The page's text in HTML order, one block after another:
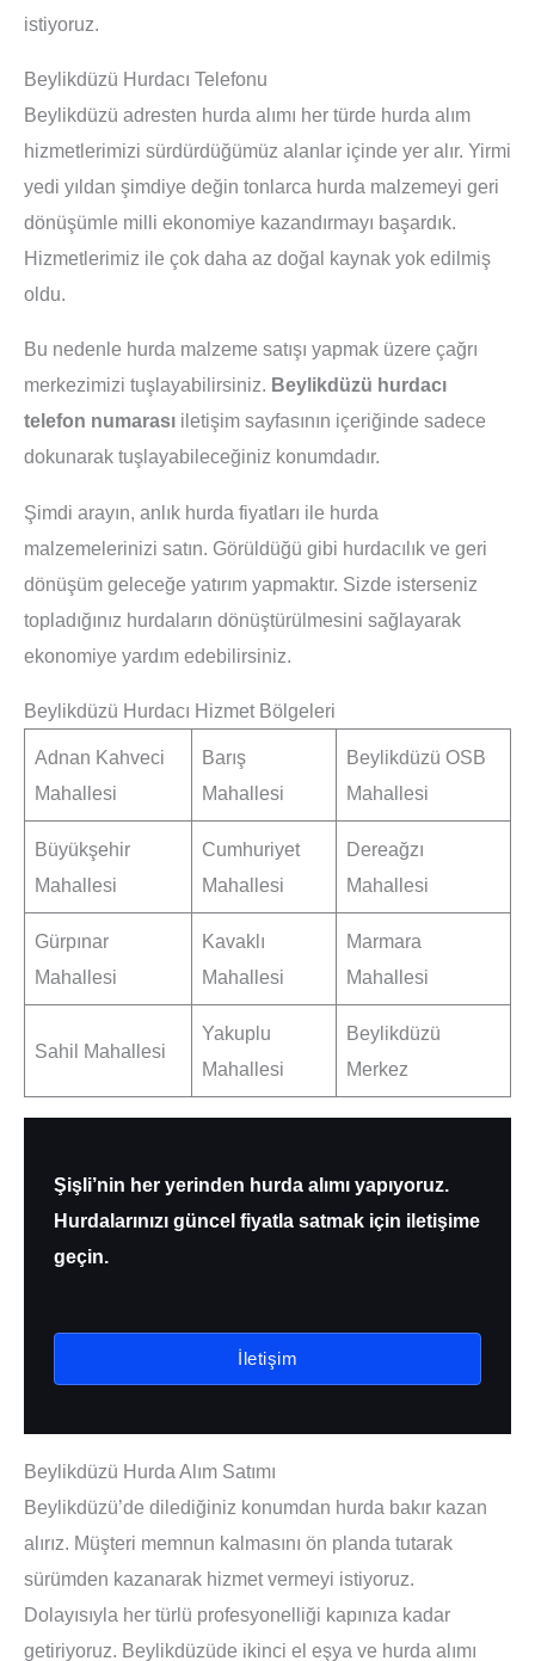
istiyoruz.
Beylikdüzü Hurdacı Telefonu
Beylikdüzü adresten hurda alımı her türde hurda alım
hizmetlerimizi sürdürdüğümüz alanlar içinde yer alır. Yirmi
yedi yıldan şimdiye değin tonlarca hurda malzemeyi geri
dönüşümle milli ekonomiye kazandırmayı başardık.
Hizmetlerimiz ile çok daha az doğal kaynak yok edilmiş
oldu.
Bu nedenle hurda malzeme satışı yapmak üzere çağrı
merkezimizi tuşlayabilirsiniz. Beylikdüzü hurdacı
telefon numarası iletişim sayfasının içeriğinde sadece
dokunarak tuşlayabileceğiniz konumdadır.
Şimdi arayın, anlık hurda fiyatları ile hurda
malzemelerinizi satın. Görüldüğü gibi hurdacılık ve geri
dönüşüm geleceğe yatırım yapmaktır. Sizde isterseniz
topladığınız hurdaların dönüştürülmesini sağlayarak
ekonomiye yardım edebilirsiniz.
Beylikdüzü Hurdacı Hizmet Bölgeleri
Adnan Kahveci
Mahallesi
Barış
Mahallesi
Beylikdüzü OSB
Mahallesi
Büyükşehir
Mahallesi
Cumhuriyet
Mahallesi
Dereağzı
Mahallesi
Gürpınar
Mahallesi
Kavaklı
Mahallesi
Marmara
Mahallesi
Sahil Mahallesi
Yakuplu
Mahallesi
Beylikdüzü
Merkez
Şişli’nin her yerinden hurda alımı yapıyoruz.
Hurdalarınızı güncel fiyatla satmak için iletişime
geçin.
İletişim
Beylikdüzü Hurda Alım Satımı
Beylikdüzü’de dilediğiniz konumdan hurda bakır kazan
alırız. Müşteri memnun kalmasını ön planda tutarak
sürümden kazanarak hizmet vermeyi istiyoruz.
Dolayısıyla her türlü profesyonelliği kapınıza kadar
getiriyoruz. Beylikdüzüde ikinci el eşya ve hurda alımı